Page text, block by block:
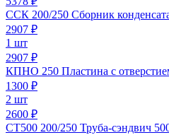
ССК 200/250 Сборник
2907 ₽
1 шт
2907 ₽
КПНО 250 Пластина с
1300 ₽
2 шт
2600 ₽
СТ500 200/250 Труба-сэндвич